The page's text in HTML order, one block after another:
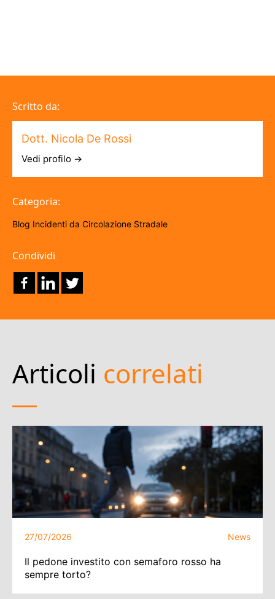
Scritto da:
Dott. Nicola De Rossi
Vedi profilo →
Categoria:
Blog Incidenti da Circolazione Stradale
Condividi
Articoli correlati
27/07/2026 News
Il pedone investito con semaforo rosso ha
sempre torto?